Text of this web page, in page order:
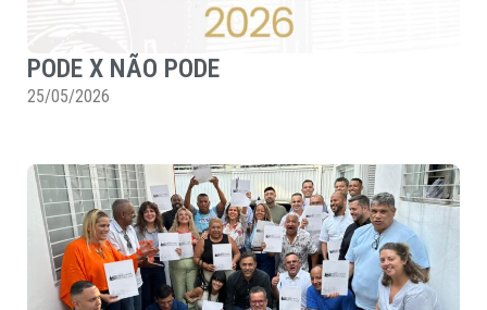
PODE X NÃO PODE
25/05/2026